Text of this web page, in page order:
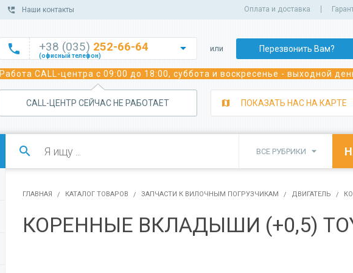
Наши контакты Оплата и доставка
 +38 (035) 252-66-64
(офисный телефон)


252-70-02
(офисный телефон)
 243-05-92
(офисный телефон)

 350-82-22
или Перезвонить Вам?
Работа CALL-центра с 09:00 до 18:00, суббота и воскресенье - выходной
САLL-ЦЕНТР СЕЙЧАС НЕ РАБОТАЕТ ПОКАЗАТЬ НАС НА КАРТЕ
 ВСЕ РУБРИКИ 
ГЛАВНАЯ КАТАЛОГ ТОВАРОВ ЗАПЧАСТИ К ВИЛОЧНЫМ ПОГРУЗЧИКАМ ДВИГАТЕЛЬ
КОРЕННЫЕ ВКЛАДЫШИ (+0,5)